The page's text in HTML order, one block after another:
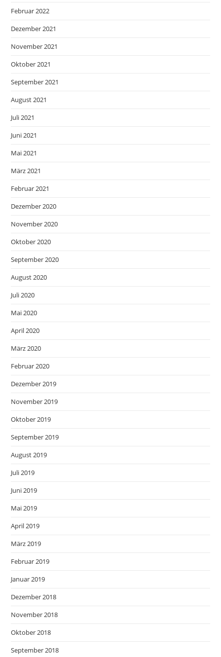
Februar 2022
Dezember 2021
November 2021
Oktober 2021
September 2021
August 2021
Juli 2021
Juni 2021
Mai 2021
März 2021
Februar 2021
Dezember 2020
November 2020
Oktober 2020
September 2020
August 2020
Juli 2020
Mai 2020
April 2020
März 2020
Februar 2020
Dezember 2019
November 2019
Oktober 2019
September 2019
August 2019
Juli 2019
Juni 2019
Mai 2019
April 2019
März 2019
Februar 2019
Januar 2019
Dezember 2018
November 2018
Oktober 2018
September 2018